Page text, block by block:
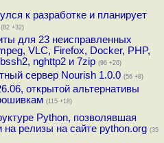
к разработке и планирует
(82 +32)
для 23 неисправленных
VLC, Firefox, Docker, PHP,
nghttp2 и 7zip (96 +26)
сервер Nourish 1.0.0 (56 +8)
открытой альтернативы
(115 +18)
Python, позволявшая
на релизы на сайте python.org (35